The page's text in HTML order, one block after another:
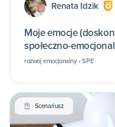
Renata Idzik
Moje emocje
społeczno-
rozwój emocjonalny • SPE
Scenariusz